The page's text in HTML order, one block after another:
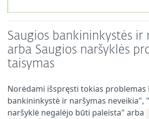
Saugios bankininkystės ir
arba Saugios naršyklės
taisymas
Norėdami išspręsti tokias problemas
bankininkystė ir naršymas neveikia",
naršyklė negalėjo būti paleista" arba